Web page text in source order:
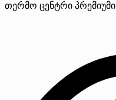
თერმო ცენტრი პრემიუმი